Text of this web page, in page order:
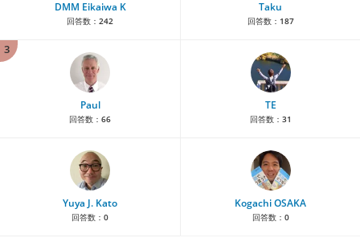
DMM Eikaiwa K
回答数： 242
Taku
回答数： 187
3
Paul
回答数： 66
TE
回答数： 31
Yuya J. Kato
回答数： 0
Kogachi OSAKA
回答数： 0